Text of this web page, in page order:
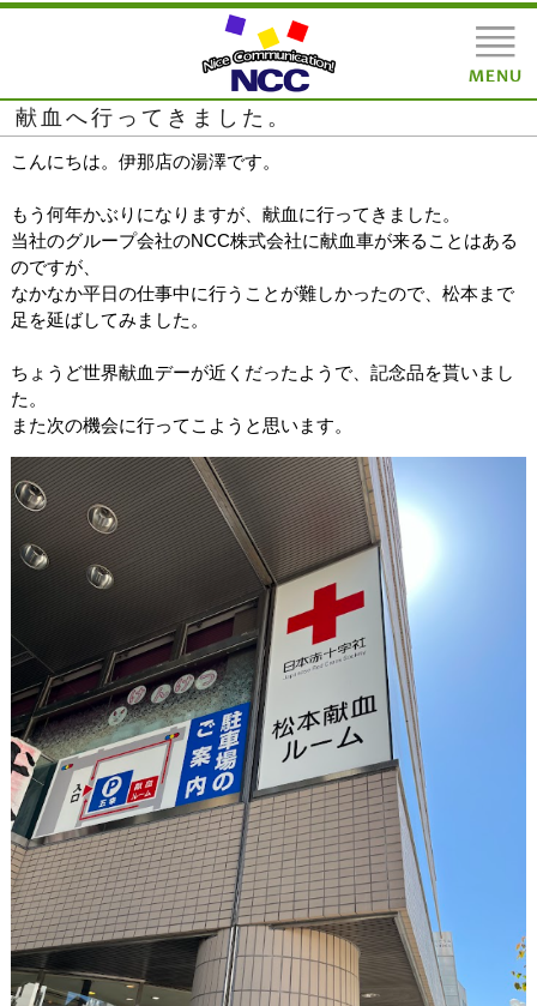
献血へ行ってきました。
こんにちは。伊那店の湯澤です。
もう何年かぶりになりますが、献血に行ってきました。
当社のグループ会社のNCC株式会社に献血車が来ることはある
のですが、
なかなか平日の仕事中に行うことが難しかったので、松本まで
足を延ばしてみました。
ちょうど世界献血デーが近くだったようで、記念品を貰いまし
た。
また次の機会に行ってこようと思います。